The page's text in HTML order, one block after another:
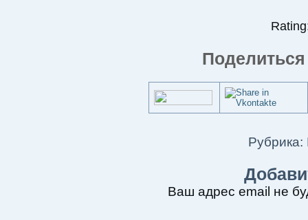
Рубрика:
Ваш адрес email не